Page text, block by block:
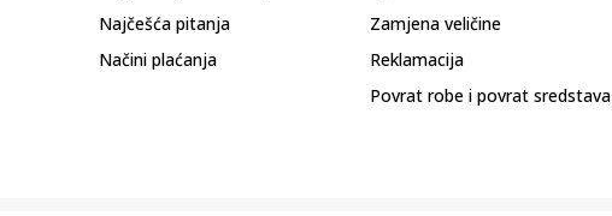
Najčešća pitanja
Načini plaćanja
Zamjena veličine
Reklamacija
Povrat robe i povrat sredstava